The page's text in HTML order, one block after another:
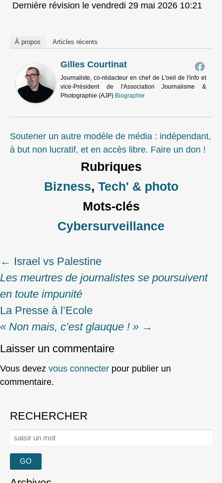
Dernière révision le vendredi 29 mai 2026 10:21
À propos Articles récents
Gilles Courtinat
Journaliste, co-rédacteur en chef de L'oeil de l'info et
vice-Président de l'Association Journalisme &
Photographie (AJP) Biographie
Soutener un autre modèle de média : indépendant,
à but non lucratif, et en accès libre. Faire un don !
Rubriques
Bizness, Tech' & photo
Mots-clés
Cybersurveillance
Post
navigation
← Israel vs Palestine
Les meurtres de journalistes se poursuivent
en toute impunité
La Presse à l’Ecole
« Non mais, c’est glauque ! » →
Laisser un commentaire
Vous devez vous connecter pour publier un
commentaire.
RECHERCHER
Rechercher :